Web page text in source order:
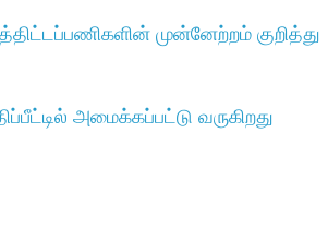
முன்னேற்றம்‌ குறித்து
அமைக்கப்பட்டு வருகிறது